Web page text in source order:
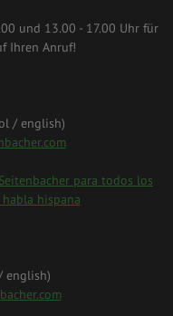
und 13.00 - 17.00 Uhr für
Ihren Anruf!
/ english)
para todos los
habla hispana
english)